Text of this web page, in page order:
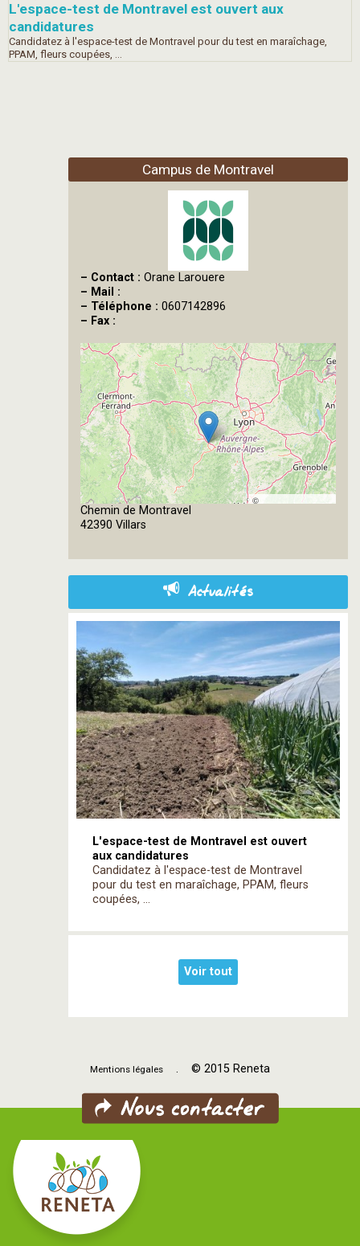
L'espace-test de Montravel est ouvert aux
candidatures
Candidatez à l'espace-test de Montravel pour du test en maraîchage,
PPAM, fleurs coupées, ...
Campus de Montravel
– Contact : Orane Larouere
– Mail :
– Téléphone : 0607142896
– Fax :
©
Chemin de Montravel
42390 Villars
Actualités
L'espace-test de Montravel est ouvert
aux candidatures
Candidatez à l'espace-test de Montravel
pour du test en maraîchage, PPAM, fleurs
coupées, ...
Voir tout
Mentions légales . © 2015 Reneta